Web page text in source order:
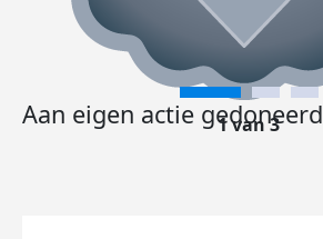
Aan eigen actie gedoneerd
1 van 3